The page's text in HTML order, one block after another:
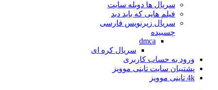
سریال ها دوبله سایت
فیلم هایی که باید دید
سریال زیرنویس فارسی
چسبیده
dmca
سریال کره ای
ورود به حساب کاربری
پشتیبان سایت تاینی موویز
4k تاینی موویز